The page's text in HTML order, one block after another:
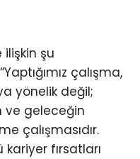
şu
çalışma,
yönelik değil;
ve geleceğin
çalışmasıdır.
fırsatları